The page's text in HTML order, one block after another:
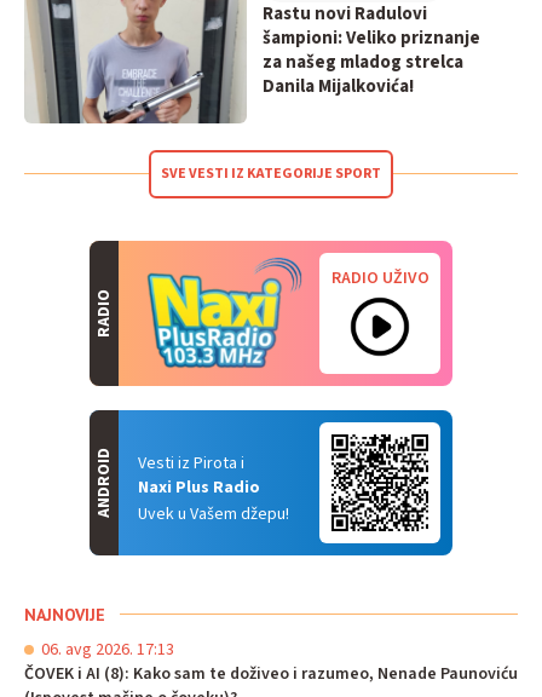
Rastu novi Radulovi
šampioni: Veliko priznanje
za našeg mladog strelca
Danila Mijalkovića!
SVE VESTI IZ KATEGORIJE SPORT
RADIO
RADIO UŽIVO
Vesti iz Pirota i
Naxi Plus Radio
Uvek u Vašem džepu!
ANDROID
NAJNOVIJE
06. avg 2026. 17:13
ČOVEK i AI (8): Kako sam te doživeo i razumeo, Nenade Paunoviću